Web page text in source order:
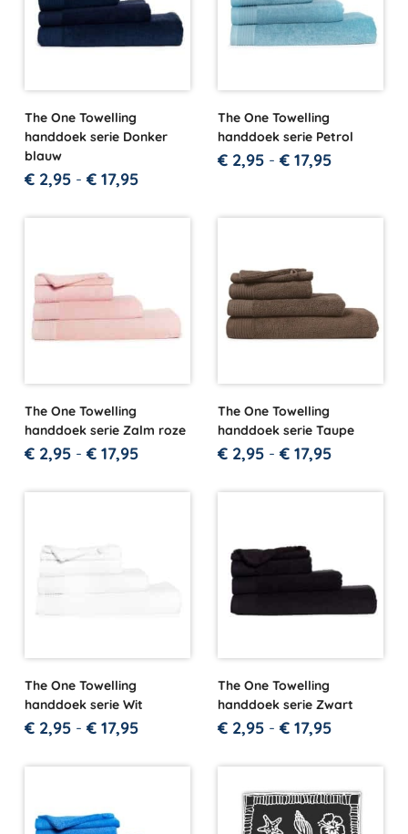
The One Towelling
handdoek serie Donker
blauw
€ 2,95 - € 17,95
The One Towelling
handdoek serie Petrol
€ 2,95 - € 17,95
The One Towelling
handdoek serie Zalm roze
€ 2,95 - € 17,95
The One Towelling
handdoek serie Taupe
€ 2,95 - € 17,95
The One Towelling
handdoek serie Wit
€ 2,95 - € 17,95
The One Towelling
handdoek serie Zwart
€ 2,95 - € 17,95